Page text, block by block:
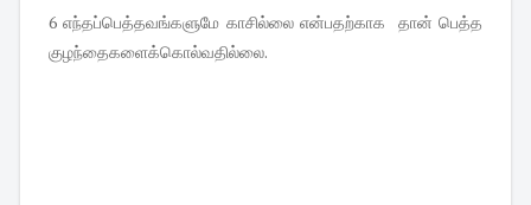
6 எந்தப்பெத்தவங்களுமே காசில்லை என்பதற்காக தான் பெத்த
குழந்தைகளைக்கொல்வதில்லை.